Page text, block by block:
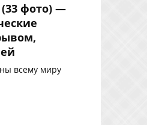
фото) —
всему миру